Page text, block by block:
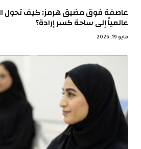
عاصفة فوق مضيق هرمز: كيف تحول
عالمياً إلى ساحة كسر إرادة؟
مايو 19, 2026